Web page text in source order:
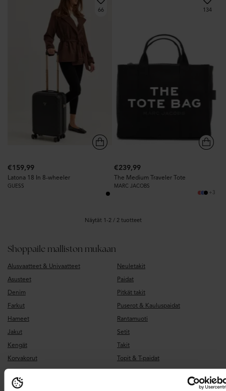
66
€159,99
Latona 18 In 8-wheeler
GUESS
134
€239,99
The Medium Traveler Tote
MARC JACOBS
+3
Näytät 1-2 / 2 tuotteet
Shoppaile malliston mukaan
Alusvaatteet & Univaatteet
Asusteet
Denim
Farkut
Hameet
Jakut
Kengät
Korvakorut
Laukut
Mekot
Neuletakit
Paidat
Pitkät takit
Puserot & Kauluspaidat
Rantamuoti
Setit
Takit
Topit & T-paidat
Vaatteet